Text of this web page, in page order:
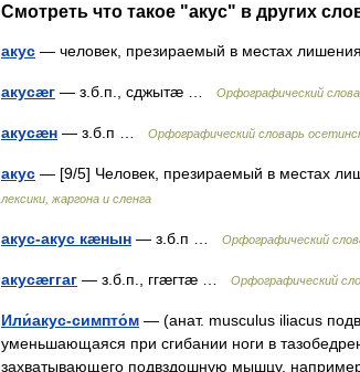
Смотреть что такое "акус" в других
акус — человек, презираемый в местах
акусæг — з.б.п., сджытæ … Орфографический
акусæн — з.б.п … Орфографический словарь
акус — [9/5] Человек, презираемый в местах
лексики, жаргона и сленга
акус-акус кæнын — з.б.п … Орфографический
акусæггаг — з.б.п., ггæгтæ … Орфографический
Или́акус-симпто́м — (анат. musculus iliacus
уменьшающаяся при сгибании ноги в
захватывающего подвздошную мышцу,